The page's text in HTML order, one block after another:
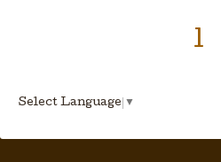
1
Select Language ▼